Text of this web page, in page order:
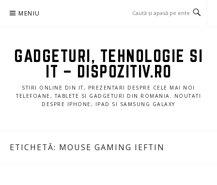
MENIU
GADGETURI, TEHNOLOGIE SI
IT – DISPOZITIV.RO
STIRI ONLINE DIN IT, PREZENTARI DESPRE CELE MAI NOI
TELEFOANE, TABLETE SI GADGETURI DIN ROMANIA. NOUTATI
DESPRE IPHONE, IPAD SI SAMSUNG GALAXY
ETICHETĂ: MOUSE GAMING IEFTIN